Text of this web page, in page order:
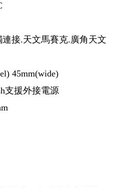
接.天文馬賽克.廣角天文
45mm(wide)
支援外接電源